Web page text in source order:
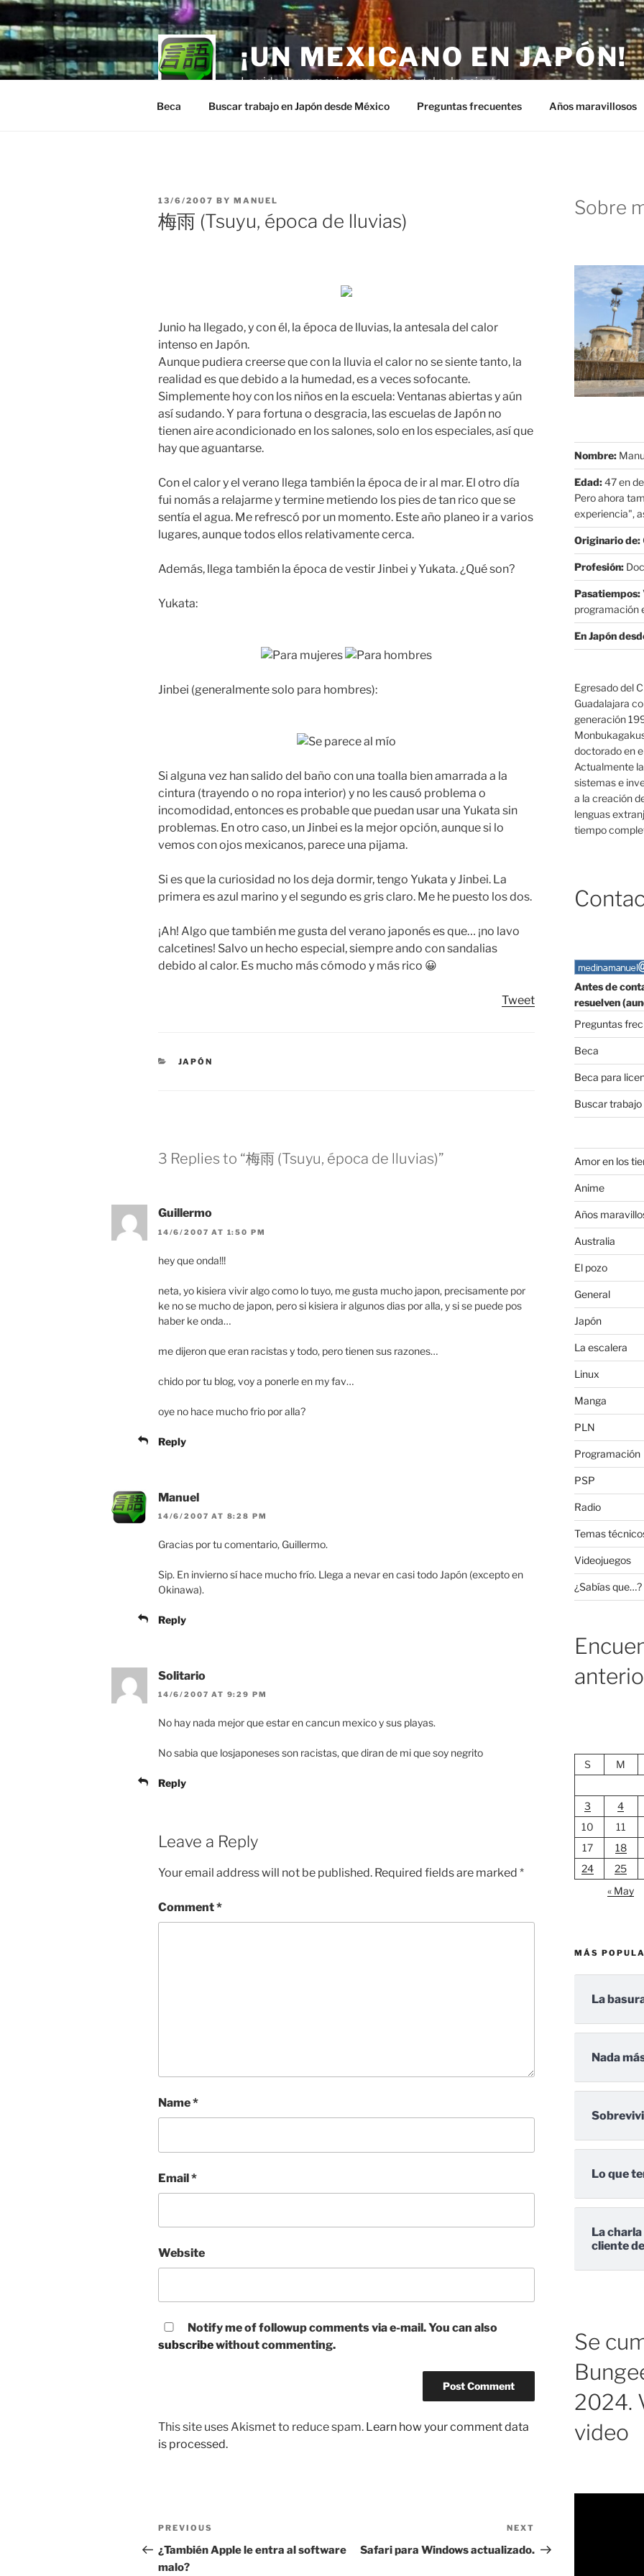
Skip
to
content
¡UN MEXICANO EN JAPÓN!
La vida de un mexicano en el país del sol naciente.
Beca Buscar trabajo en Japón desde México Preguntas frecuentes Años maravillosos
POSTED
ON
13/6/2007 BY MANUEL
梅雨 (Tsuyu, época de lluvias)
Junio ha llegado, y con él, la época de lluvias, la antesala del calor
intenso en Japón.
Aunque pudiera creerse que con la lluvia el calor no se siente tanto, la
realidad es que debido a la humedad, es a veces sofocante.
Simplemente hoy con los niños en la escuela: Ventanas abiertas y aún
así sudando. Y para fortuna o desgracia, las escuelas de Japón no
tienen aire acondicionado en los salones, solo en los especiales, así que
hay que aguantarse.
Con el calor y el verano llega también la época de ir al mar. El otro día
fui nomás a relajarme y termine metiendo los pies de tan rico que se
sentía el agua. Me refrescó por un momento. Este año planeo ir a varios
lugares, aunque todos ellos relativamente cerca.
Además, llega también la época de vestir Jinbei y Yukata. ¿Qué son?
Yukata:
Jinbei (generalmente solo para hombres):
Si alguna vez han salido del baño con una toalla bien amarrada a la
cintura (trayendo o no ropa interior) y no les causó problema o
incomodidad, entonces es probable que puedan usar una Yukata sin
problemas. En otro caso, un Jinbei es la mejor opción, aunque si lo
vemos con ojos mexicanos, parece una pijama.
Si es que la curiosidad no los deja dormir, tengo Yukata y Jinbei. La
primera es azul marino y el segundo es gris claro. Me he puesto los dos.
¡Ah! Algo que también me gusta del verano japonés es que… ¡no lavo
calcetines! Salvo un hecho especial, siempre ando con sandalias
debido al calor. Es mucho más cómodo y más rico 😀
Tweet
CATEGORIES
JAPÓN
3 Replies to “梅雨 (Tsuyu, época de lluvias)”
Guillermo
14/6/2007 AT 1:50 PM
hey que onda!!!
neta, yo kisiera vivir algo como lo tuyo, me gusta mucho japon, precisamente por
ke no se mucho de japon, pero si kisiera ir algunos dias por alla, y si se puede pos
haber ke onda…
me dijeron que eran racistas y todo, pero tienen sus razones…
chido por tu blog, voy a ponerle en my fav…
oye no hace mucho frio por alla?
Reply
Manuel
14/6/2007 AT 8:28 PM
Gracias por tu comentario, Guillermo.
Sip. En invierno sí hace mucho frío. Llega a nevar en casi todo Japón (excepto en
Okinawa).
Reply
Solitario
14/6/2007 AT 9:29 PM
No hay nada mejor que estar en cancun mexico y sus playas.
No sabia que losjaponeses son racistas, que diran de mi que soy negrito
Reply
Leave a Reply
Your email address will not be published. Required fields are marked *
Comment*
Name*
Email*
Website
Notify me of followup comments via e-mail. You can also
subscribewithout commenting.
This site uses Akismet to reduce spam. Learn how your comment data
is processed.
Post
navigation
Previous
Post
PREVIOUS
¿También Apple le entra al software
malo?
Post
NEXT
Safari para Windows actualizado.
Sobre
Nombre:
Edad:47 en
Pero ahora
experiencia",
Originario de:
Profesión:
Pasatiempos:
programación
En Japón
Egresado del
Guadalajara
generación
doctorado en
Actualmente
sistemas e
a la creación
lenguas
tiempo
Antes de
resuelven
Preguntas
Beca
Beca para
Buscar
Amor en los
Anime
Años
Australia
El pozo
General
Japón
La escalera
Linux
Manga
PLN
Programación
PSP
Radio
Temas
Videojuegos
¿Sabías que…?
S M
3
4
10
11
17
18
24
25
« May
MÁS
La
Nada
Lo que
La
cliente
Se
2024.
video